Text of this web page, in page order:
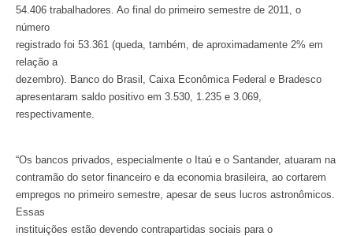
54.406 trabalhadores. Ao final do primeiro semestre de 2011, o
número
registrado foi 53.361 (queda, também, de aproximadamente 2% em
relação a
dezembro). Banco do Brasil, Caixa Econômica Federal e Bradesco
apresentaram saldo positivo em 3.530, 1.235 e 3.069,
respectivamente.
“Os bancos privados, especialmente o Itaú e o Santander, atuaram na
contramão do setor financeiro e da economia brasileira, ao cortarem
empregos no primeiro semestre, apesar de seus lucros astronômicos.
Essas
instituições estão devendo contrapartidas sociais para o